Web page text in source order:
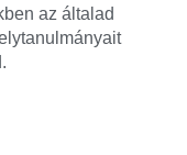
az általad